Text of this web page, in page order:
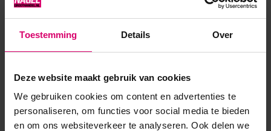
Toestemming Details Over
Deze website maakt gebruik van cookies
We gebruiken cookies om content en advertenties te
personaliseren, om functies voor social media te bieden
en om ons websiteverkeer te analyseren. Ook delen we
BRISA™ UV-gel als enige gel op de markt hypoallergeen. De
CND™ paint is een dunne UV gel voor een haarscher...
Toon meer
Product specificaties
EAN 639370080932